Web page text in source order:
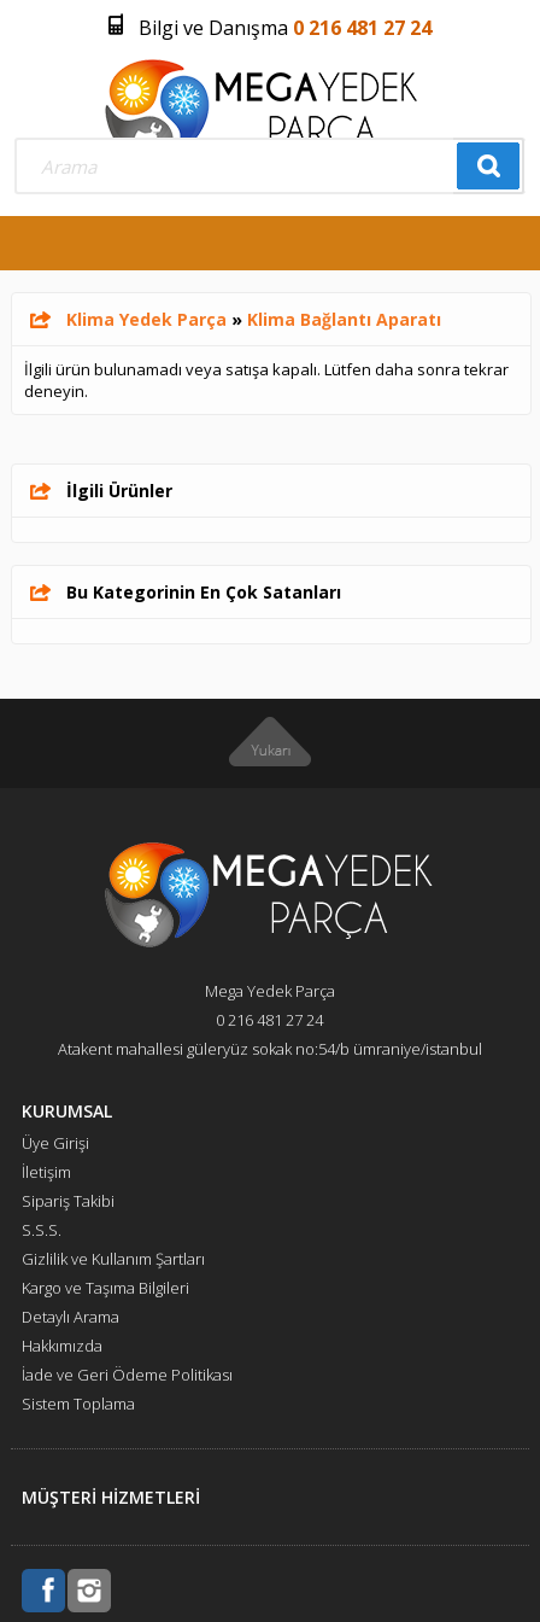
Bilgi ve Danışma 0 216 481 27 24
Üye Girişi Üye Olmak İstiyorum
Klima Yedek Parça » Klima Bağlantı Aparatı
İlgili ürün bulunamadı veya satışa kapalı. Lütfen daha sonra tekrar
deneyin.
İlgili Ürünler
Bu Kategorinin En Çok Satanları
Mega Yedek Parça
0 216 481 27 24
Atakent mahallesi güleryüz sokak no:54/b ümraniye/istanbul
KURUMSAL
Üye Girişi
İletişim
Sipariş Takibi
S.S.S.
Gizlilik ve Kullanım Şartları
Kargo ve Taşıma Bilgileri
Detaylı Arama
Hakkımızda
İade ve Geri Ödeme Politikası
Sistem Toplama
MÜŞTERİ HİZMETLERİ